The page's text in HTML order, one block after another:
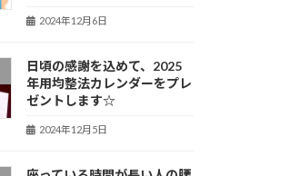
2024年12月6日
日頃の感謝を込めて、2025
年用均整法カレンダーをプレ
ゼントします☆
2024年12月5日